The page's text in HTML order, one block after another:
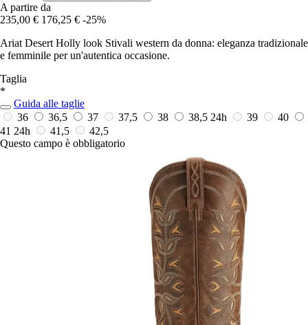
A partire da
235,00 € 176,25 € -25%
Ariat Desert Holly look Stivali western da donna: eleganza tradizionale
e femminile per un'autentica occasione.
Taglia
*
Guida alle taglie
36
36,5 37 37,5 38 38,5 24h 39
40
41 24h 41,5
42,5
Questo campo è obbligatorio